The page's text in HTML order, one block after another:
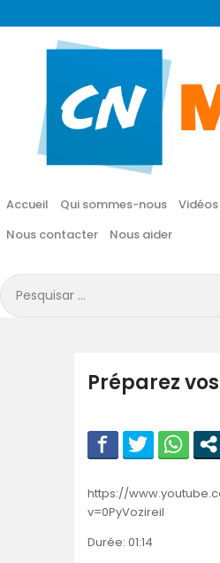
Accueil Qui sommes-nous Vidéos
Nous contacter
Nous aider
Pesquisar
por:
CN
Une vie nouvelle
Vidéos
Boutique
Préparez
https://
v=0PyVozireiI
Durée: 01:14